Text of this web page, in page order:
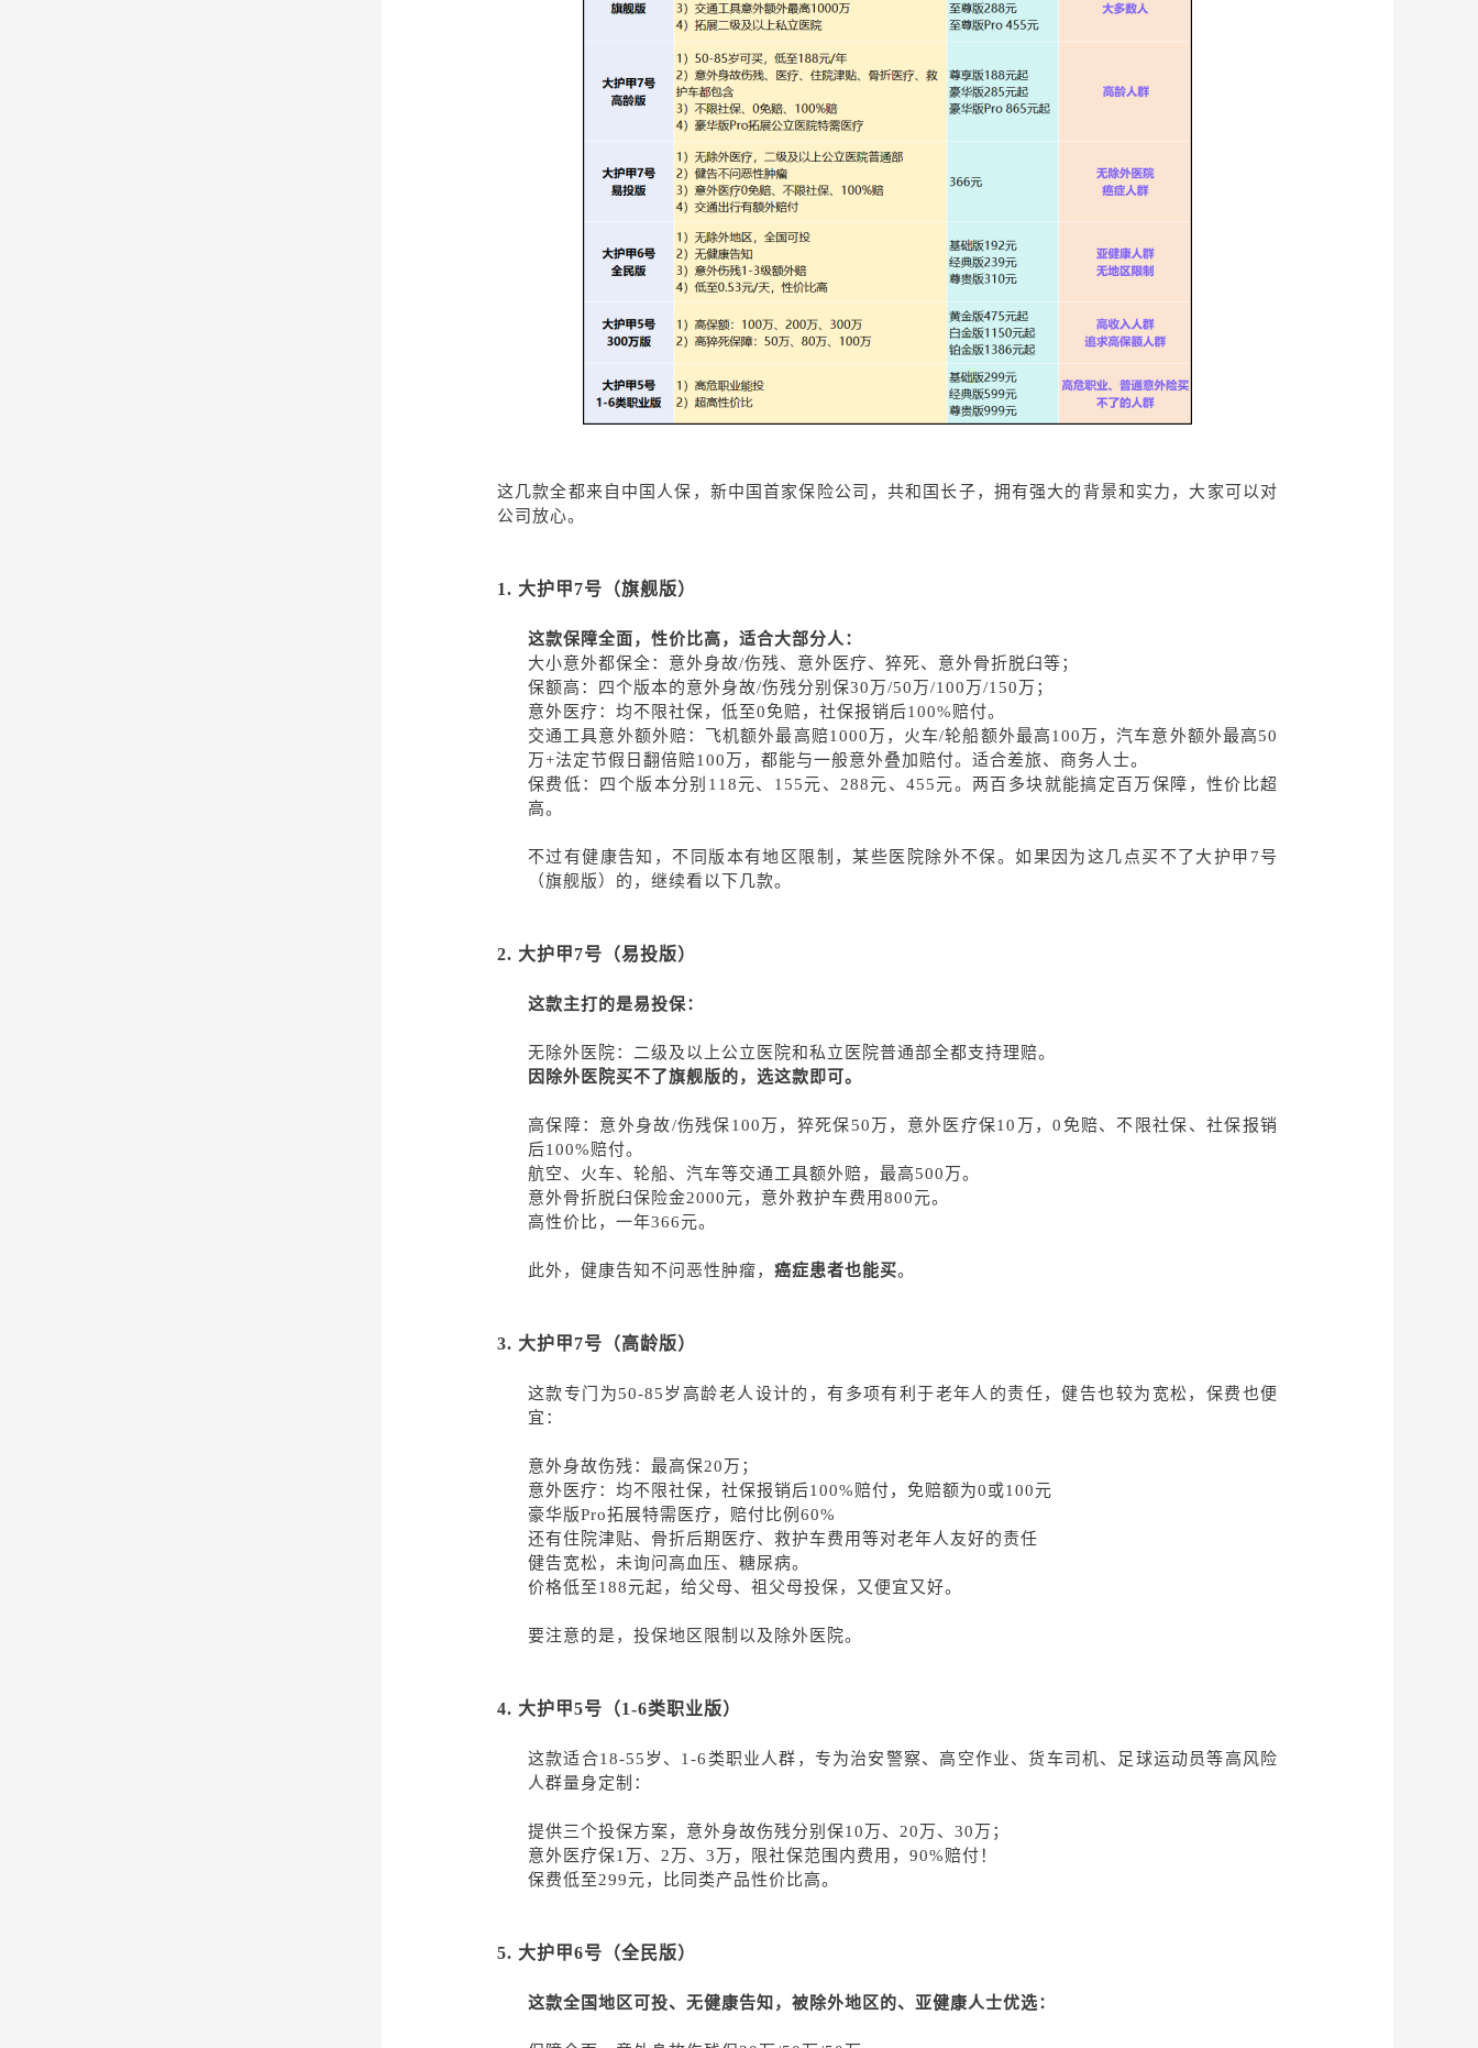
这几款全都来自中国人保，新中国首家保险公司，共和国长子，拥有强大的背景和实力，大家可以对
公司放心。
1. 大护甲7号（旗舰版）
这款保障全面，性价比高，适合大部分人：
大小意外都保全：意外身故/伤残、意外医疗、猝死、意外骨折脱臼等；
保额高：四个版本的意外身故/伤残分别保30万/50万/100万/150万；
意外医疗：均不限社保，低至0免赔，社保报销后100%赔付。
交通工具意外额外赔：飞机额外最高赔1000万，火车/轮船额外最高100万，汽车意外额外最高50
万+法定节假日翻倍赔100万，都能与一般意外叠加赔付。适合差旅、商务人士。
保费低：四个版本分别 118元、155元、288元、455元。两百多块就能搞定百万保障，性价比超
高。
不过有健康告知，不同版本有地区限制，某些医院除外不保。如果因为这几点买不了大护甲 7号
（旗舰版）的，继续看以下几款。
2. 大护甲7号（易投版）
这款主打的是易投保：
无除外医院： 二级及以上公立医院和私立医院普通部全都支持理赔。
因除外医院买不了旗舰版的，选这款即可。
高保障：意外身故/伤残保100万，猝死保50万，意外医疗保10万，0免赔、不限社保、社保报销
后100%赔付。
航空、火车、轮船、汽车等交通工具额外赔，最高500万。
意外骨折脱臼保险金2000元，意外救护车费用800元。
高性价比，一年366元。
此外，健康告知不问恶性肿瘤， 癌症患者也能买。
3. 大护甲7号（高龄版）
这款专门为50-85岁高龄老人设计的，有多项有利于老年人的责任，健告也较为宽松，保费也便
宜：
意外身故伤残：最高保20万；
意外医疗：均不限社保，社保报销后100%赔付，免赔额为0或100元
豪华版Pro拓展特需医疗，赔付比例60%
还有住院津贴、骨折后期医疗、救护车费用等对老年人友好的责任
健告宽松，未询问高血压、糖尿病。
价格低至188元起，给父母、祖父母投保，又便宜又好。
要注意的是，投保地区限制以及除外医院。
4. 大护甲5号（1-6类职业版）
这款适合18-55岁、1-6类职业人群，专为治安警察、高空作业、货车司机、足球运动员等高风险
人群量身定制：
提供三个投保方案，意外身故伤残分别保10万、20万、30万；
意外医疗保1万、2万、3万，限社保范围 内费用， 90%赔付！
保费低至299元，比同类产品性价比高。
5. 大护甲6号（全民版）
这款全国地区可投、无健康告知，被除外地区的、亚健康人士优选：